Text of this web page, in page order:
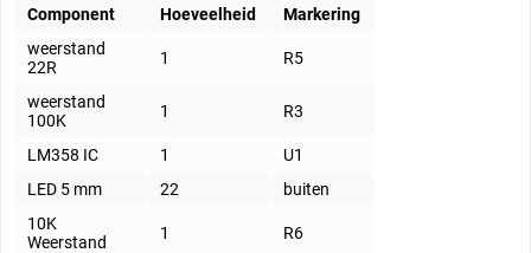
Component Hoeveelheid
Markering
weerstand
22R
1 R5
weerstand
100K
1 R3
LM358 IC 1
U1
LED 5 mm
22
buiten
10K
Weerstand
1 R6